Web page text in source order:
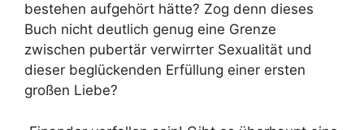
bestehen aufgehört hätte? Zog denn dieses
Buch nicht deutlich genug eine Grenze
zwischen pubertär verwirrter Sexualität und
dieser beglückenden Erfüllung einer ersten
großen Liebe?